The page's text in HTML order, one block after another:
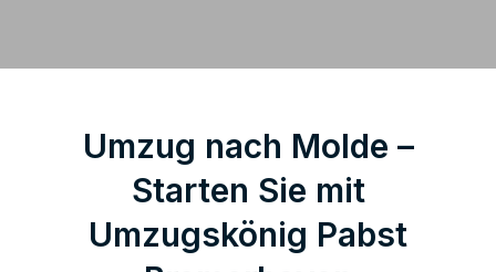
Umzug nach Molde –
Starten Sie mit
Umzugskönig Pabst